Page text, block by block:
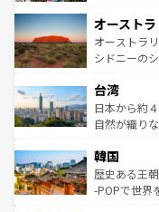
部のニュー
文化が魅力
しみながら
ならではの贅沢な旅
情報はコン
ワイ島は見
島だが、静
おすすめ。
れるおもて
人々、おい
ク、伝統的
ワイを、存分に味わっ
はコンテン
オースト
オーストラ
シドニーの
リアリーフ
ク）、タス
ど、見どこ
いる。アク
ビング、ハ
い。オース
台湾
日本から約
自然が織り
ン）、静ひ
と山間の静
驚きをもた
韓国
歴史ある王
-POPで世界